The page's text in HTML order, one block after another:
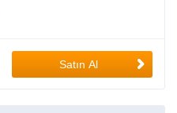
Satın Al